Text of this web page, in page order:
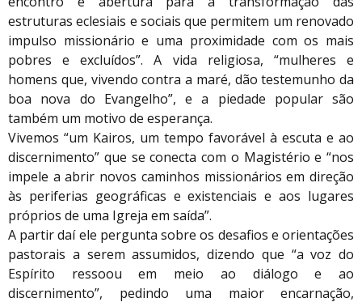
estruturas eclesiais e sociais que permitem um renovado
impulso missionário e uma proximidade com os mais
pobres e excluídos”. A vida religiosa, “mulheres e
homens que, vivendo contra a maré, dão testemunho da
boa nova do Evangelho”, e a piedade popular são
também um motivo de esperança.
Vivemos “um Kairos, um tempo favorável à escuta e ao
discernimento” que se conecta com o Magistério e “nos
impele a abrir novos caminhos missionários em direção
às periferias geográficas e existenciais e aos lugares
próprios de uma Igreja em saída”.
A partir daí ele pergunta sobre os desafios e orientações
pastorais a serem assumidos, dizendo que “a voz do
Espírito ressoou em meio ao diálogo e ao
discernimento”, pedindo uma maior encarnação,